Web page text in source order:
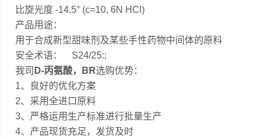
比旋光度 -14.5° (c=10, 6N HCl)
产品用途：
用于合成新型甜味剂及某些手性药物中间体的原料
安全术语： S24/25:;
我司 D-丙氨酸，BR选购优势：
1、良好的优化方案
2、采用全进口原料
3、严格运用生产标准进行批量生产
4、产品现货充足，发货及时